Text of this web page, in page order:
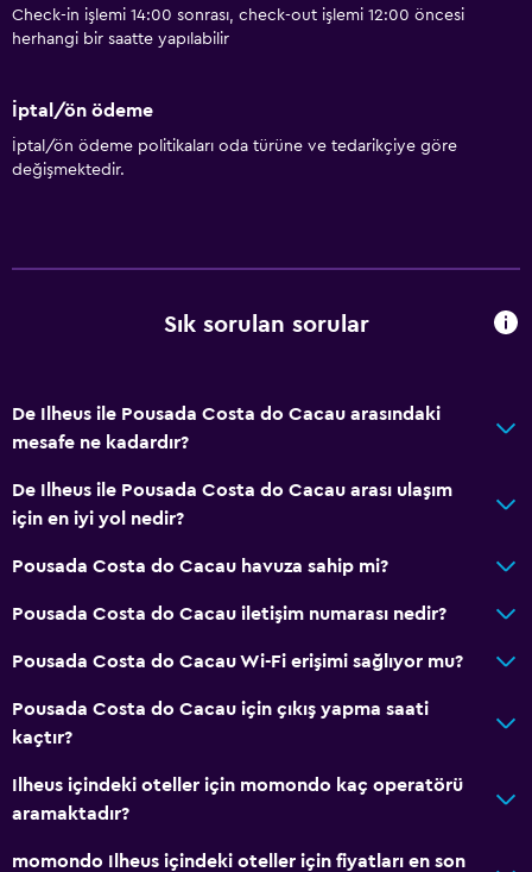
Check-in işlemi 14:00 sonrası, check-out işlemi 12:00 öncesi
herhangi bir saatte yapılabilir
İptal/ön ödeme
İptal/ön ödeme politikaları oda türüne ve tedarikçiye göre
değişmektedir.
Sık sorulan sorular
De Ilheus ile Pousada Costa do Cacau arasındaki
mesafe ne kadardır?
De Ilheus ile Pousada Costa do Cacau arası ulaşım
için en iyi yol nedir?
Pousada Costa do Cacau havuza sahip mi?
Pousada Costa do Cacau iletişim numarası nedir?
Pousada Costa do Cacau Wi-Fi erişimi sağlıyor mu?
Pousada Costa do Cacau için çıkış yapma saati
kaçtır?
Ilheus içindeki oteller için momondo kaç operatörü
aramaktadır?
momondo Ilheus içindeki oteller için fiyatları en son